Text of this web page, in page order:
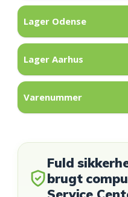
Lager Odense
Lager Aarhus
Varenummer
Fuld
brugt